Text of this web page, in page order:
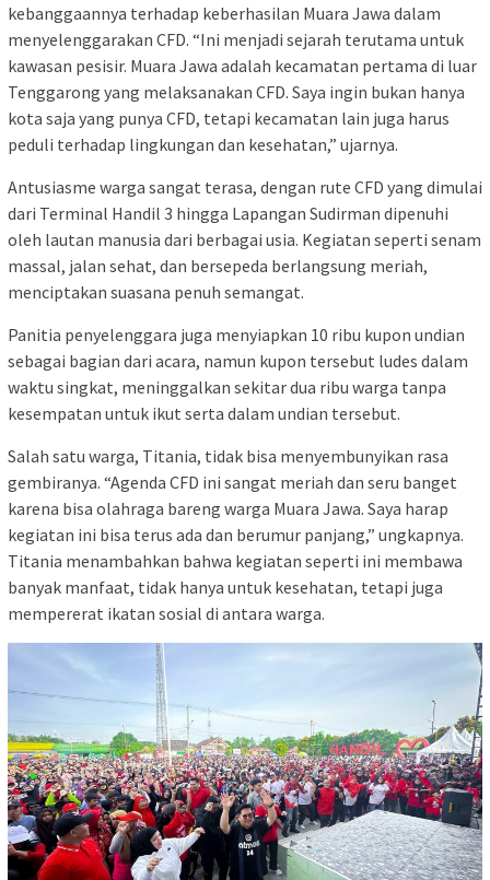
kebanggaannya terhadap keberhasilan Muara Jawa dalam
menyelenggarakan CFD. “Ini menjadi sejarah terutama untuk
kawasan pesisir. Muara Jawa adalah kecamatan pertama di luar
Tenggarong yang melaksanakan CFD. Saya ingin bukan hanya
kota saja yang punya CFD, tetapi kecamatan lain juga harus
peduli terhadap lingkungan dan kesehatan,” ujarnya.
Antusiasme warga sangat terasa, dengan rute CFD yang dimulai
dari Terminal Handil 3 hingga Lapangan Sudirman dipenuhi
oleh lautan manusia dari berbagai usia. Kegiatan seperti senam
massal, jalan sehat, dan bersepeda berlangsung meriah,
menciptakan suasana penuh semangat.
Panitia penyelenggara juga menyiapkan 10 ribu kupon undian
sebagai bagian dari acara, namun kupon tersebut ludes dalam
waktu singkat, meninggalkan sekitar dua ribu warga tanpa
kesempatan untuk ikut serta dalam undian tersebut.
Salah satu warga, Titania, tidak bisa menyembunyikan rasa
gembiranya. “Agenda CFD ini sangat meriah dan seru banget
karena bisa olahraga bareng warga Muara Jawa. Saya harap
kegiatan ini bisa terus ada dan berumur panjang,” ungkapnya.
Titania menambahkan bahwa kegiatan seperti ini membawa
banyak manfaat, tidak hanya untuk kesehatan, tetapi juga
mempererat ikatan sosial di antara warga.